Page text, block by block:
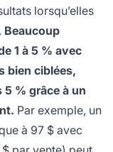
lorsqu’elles
Beaucoup
1 à 5 % avec
bien ciblées,
% grâce à un
Par exemple, un
à 97 $ avec